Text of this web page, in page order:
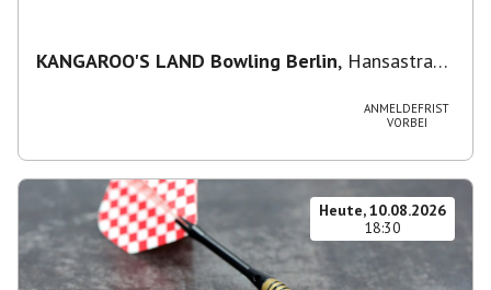
KANGAROO'S LAND Bowling Berlin, Hansastraße
ANMELDEFRIST
VORBEI
Heute, 10.08.2026
18:30